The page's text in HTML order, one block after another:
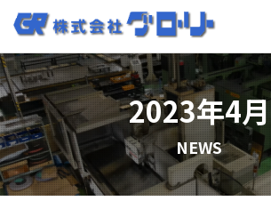
'Skip'
2023年4月
NEWS